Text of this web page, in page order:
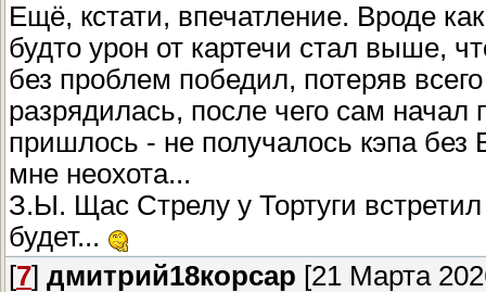
Ещё, кстати, впечатление. Вроде
будто урон от картечи стал выше,
без проблем победил, потеряв
разрядилась, после чего сам
пришлось - не получалось кэпа без
мне неохота...
З.Ы. Щас Стрелу у Тортуги
будет...
[7] дмитрий18корсар [21 Марта